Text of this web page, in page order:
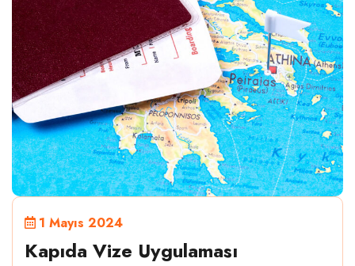
1 Mayıs 2024
Kapıda Vize Uygulaması